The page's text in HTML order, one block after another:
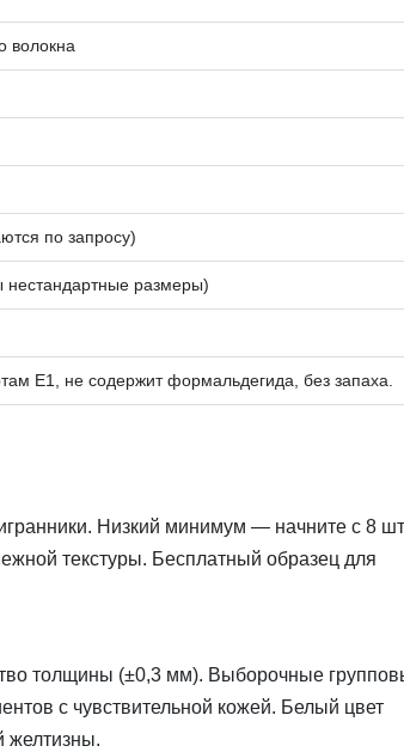
волокна
по запросу)
размеры)
E1, не содержит формальдегида, без запаха.
Низкий минимум — начните с 8
текстуры. Бесплатный образец для
толщины (±0,3 мм). Выборочные
с чувствительной кожей. Белый цвет
желтизны.